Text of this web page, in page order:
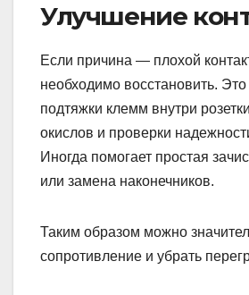
Улучшение
Если причина — плохой
необходимо восстановить.
подтяжки клемм внутри
окислов и проверки
Иногда помогает простая
или замена наконечников.
Таким образом можно
сопротивление и убрать